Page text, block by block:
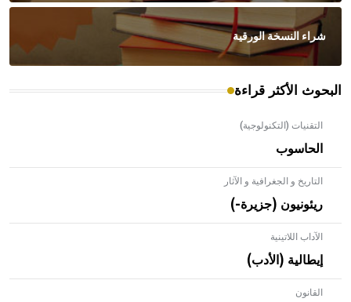
شراء النسخة الورقية
البحوث الأكثر قراءة
التقنيات (التكنولوجية)
الحاسوب
التاريخ و الجغرافية و الآثار
ريئونيون (جزيرة-)
الآداب اللاتينية
إيطالية (الأدب)
القانون- هل تعلم أن الأبلق نوع من الفنون الهندسية التي ارتبطت